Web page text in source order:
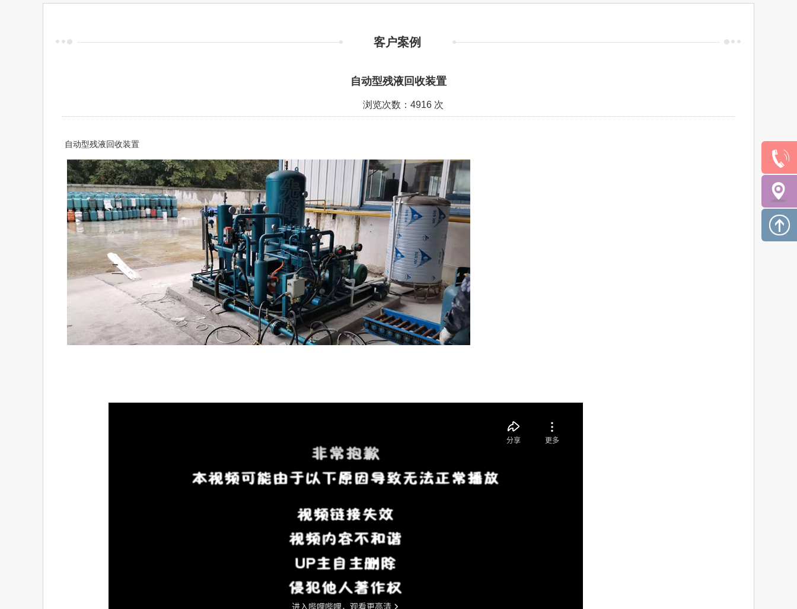
客户案例
自动型残液回收装置
浏览次数：4916 次
自动型残液回收装置